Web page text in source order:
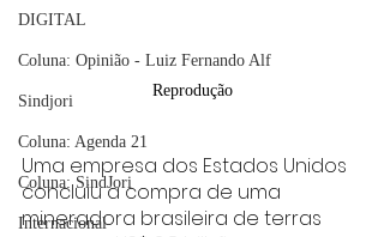
DIGITAL
Coluna: Opinião - Luiz Fernando Alf
Sindjori
Coluna: Agenda 21
Coluna: SindJori
Internacional
Reprodução
Uma empresa dos Estados Unidos
concluiu a compra de uma
mineradora brasileira de terras